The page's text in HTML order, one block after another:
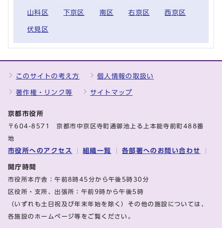
山科区 下京区 南区 右京区 西京区
伏見区
このサイトの考え方 個人情報の取扱い
著作権・リンク等 サイトマップ
京都市役所
〒604-8571 京都市中京区寺町通御池上る上本能寺前町488番
地
市役所へのアクセス 組織一覧 各部署へのお問い合わせ
開庁時間
市役所本庁舎：午前8時45分から午後5時30分
区役所・支所、出張所：午前9時から午後5時
（いずれも土日祝及び年末年始を除く）その他の施設については、
各施設のホームページ等をご覧ください。